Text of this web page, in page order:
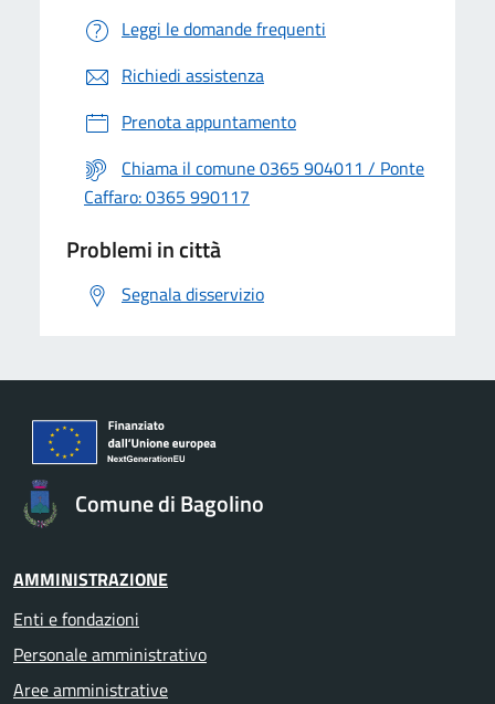
Leggi le domande frequenti
Richiedi assistenza
Prenota appuntamento
Chiama il comune 0365 904011 / Ponte
Caffaro: 0365 990117
Problemi in città
Segnala disservizio
Comune di Bagolino
AMMINISTRAZIONE
Enti e fondazioni
Personale amministrativo
Aree amministrative